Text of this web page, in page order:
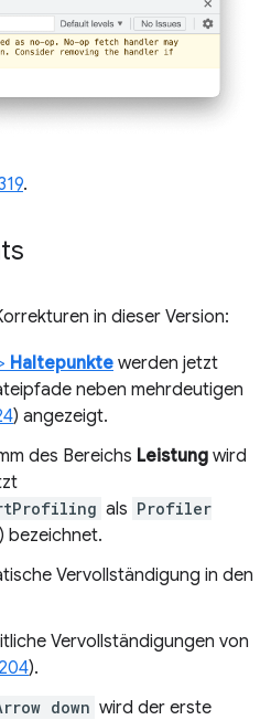
.
in dieser Version:
Haltepunkte werden jetzt
neben mehrdeutigen
) angezeigt.
des Bereichs Leistung wird
als Profiler
) bezeichnet.
Vervollständigung in den
Vervollständigungen von
).
down wird der erste